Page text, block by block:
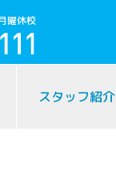
曜休校
スタッフ紹介